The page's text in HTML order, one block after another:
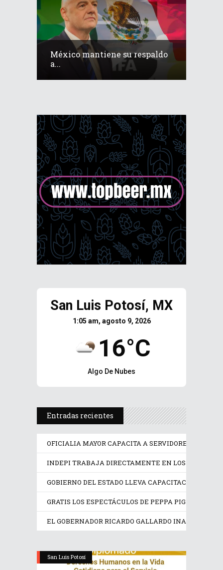
México mantiene su respaldo
a...
San Luis Potosí, MX
1:05 am, agosto 9, 2026
16°C
Algo De Nubes
Entradas recientes
OFICIALIA MAYOR CAPACITA A SERVIDORES
INDEPI TRABAJA DIRECTAMENTE EN LOS
GOBIERNO DEL ESTADO LLEVA CAPACITACIÓN
GRATIS LOS ESPECTÁCULOS DE PEPPA PIG Y
EL GOBERNADOR RICARDO GALLARDO INAUGURA
San Luis Potosí